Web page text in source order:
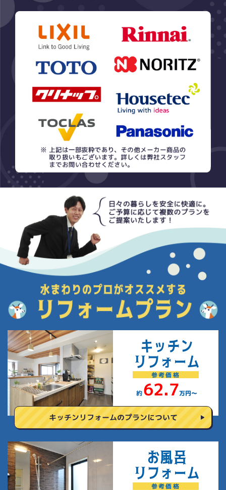
キッチン
リフォーム
参考価格
約 62.7万円〜
キッチンリフォームのプランについて
お風呂
リフォーム
参考価格